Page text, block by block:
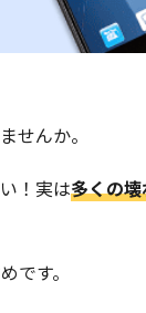
せんか。
！実は多くの
です。